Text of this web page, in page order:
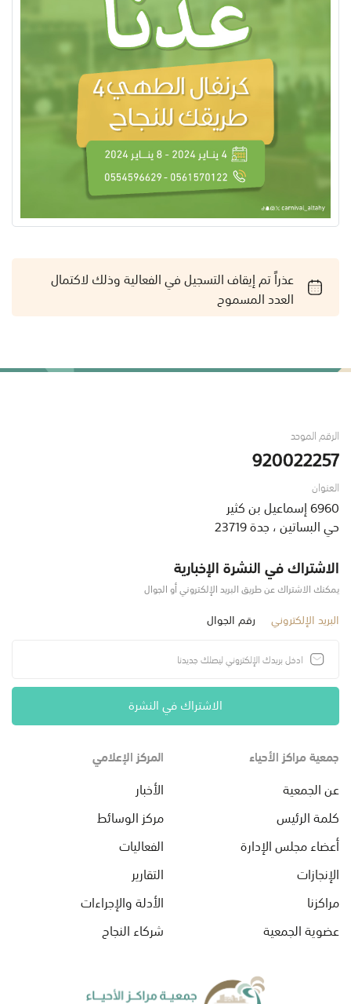
عذراً تم إيقاف التسجيل في الفعالية وذلك لاكتمال
العدد المسموح
الرقم الموحد
920022257
العنوان
6960 إسماعيل بن كثير
حي البساتين ، جدة 23719
الاشتراك في النشرة الإخبارية
يمكنك الاشتراك عن طريق البريد الإلكتروني أو الجوال
البريد الإلكتروني رقم الجوال
الاشتراك في النشرة
جمعية مراكز الأحياء
عن الجمعية
كلمة الرئيس
أعضاء مجلس الإدارة
الإنجازات
مراكزنا
عضوية الجمعية
المركز الإعلامي
الأخبار
مركز الوسائط
الفعاليات
التقارير
الأدلة والإجراءات
شركاء النجاح